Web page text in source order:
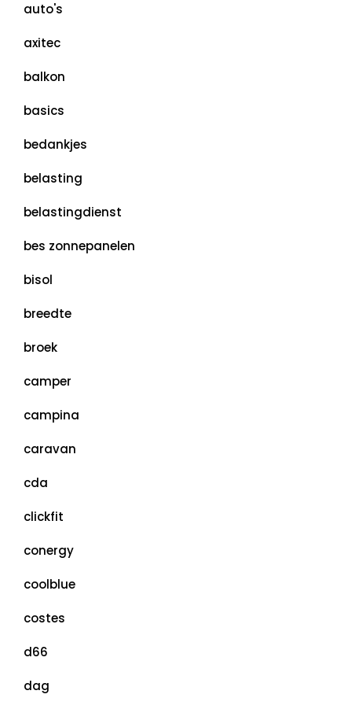
auto's
axitec
balkon
basics
bedankjes
belasting
belastingdienst
bes zonnepanelen
bisol
breedte
broek
camper
campina
caravan
cda
clickfit
conergy
coolblue
costes
d66
dag